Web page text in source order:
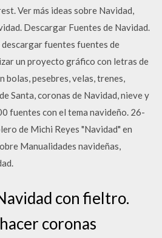
Ver más ideas sobre Navidad,
Descargar Fuentes de Navidad.
fuentes fuentes de
un proyecto gráfico con letras de
bolas, pesebres, velas, trenes,
Santa, coronas de Navidad, nieve y
fuentes con el tema navideño. 26-
de Michi Reyes "Navidad" en
Manualidades navideñas,
con fieltro.
coronas